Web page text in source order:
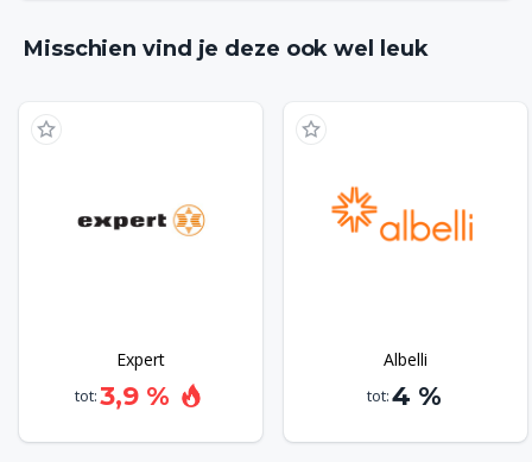
bestelling meestal de volgende dag al in huis. Mocht je
bestelling niet bevallen, dan kun je deze binnen 14 retour
anders kan Foto Konijnenberg je bestelde product helaas
Misschien vind je deze ook wel leuk
Expert
tot:3,9 %
Albelli
tot:4 %